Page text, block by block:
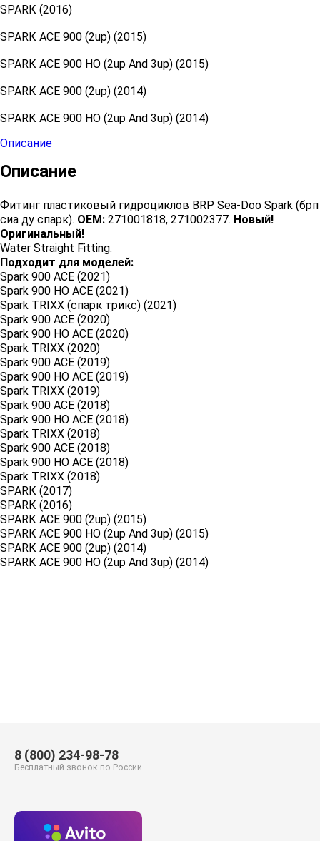
SРАRК (2016)
SРАRК АСЕ 900 (2uр) (2015)
SРАRК АСЕ 900 НО (2uр Аnd 3uр) (2015)
SРАRК АСЕ 900 (2uр) (2014)
SРАRК АСЕ 900 НО (2uр Аnd 3uр) (2014)
Описание
Описание
Фитинг пластиковый гидроциклов BRP Sea-Doo Spark (брп
сиа ду спарк). OEM: 271001818, 271002377. Новый!
Оригинальный!
Water Straight Fitting.
Подходит для моделей:
Sрark 900 ACЕ (2021)
Spark 900 HO ACЕ (2021)
Sраrk TRIХХ (спарк трикс) (2021)
Sраrk 900 AСЕ (2020)
Sраrk 900 НО АСЕ (2020)
Spark ТRIXХ (2020)
Sрark 900 АCЕ (2019)
Sраrk 900 HО ACE (2019)
Spark TRIXX (2019)
Sрark 900 АСE (2018)
Spаrk 900 НО AСЕ (2018)
Spаrk TRIXХ (2018)
Sраrk 900 AСE (2018)
Sрark 900 НO AСЕ (2018)
Sраrk ТRIХХ (2018)
SРАRК (2017)
SРАRК (2016)
SРАRК АСЕ 900 (2uр) (2015)
SРАRК АСЕ 900 НО (2uр Аnd 3uр) (2015)
SРАRК АСЕ 900 (2uр) (2014)
SРАRК АСЕ 900 НО (2uр Аnd 3uр) (2014)
8 (800) 234-98-78
Бесплатный звонок по России